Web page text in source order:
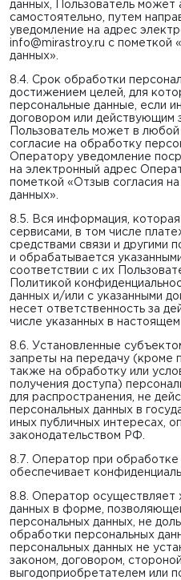
данных, Пользователь может
самостоятельно, путем
уведомление на адрес
info@mirastroy.ru с пометкой
данных».
8.4. Срок обработки
достижением целей, для
персональные данные, если
договором или действующим
Пользователь может в
согласие на обработку
Оператору уведомление
на электронный адрес
пометкой «Отзыв согласия
данных».
8.5. Вся информация,
сервисами, в том числе
средствами связи и другими
и обрабатывается
соответствии с их
Политикой
данных и/или с указанными
несет ответственность за
числе указанных в
8.6. Установленные
запреты на передачу (кроме
также на обработку или
получения доступа)
для распространения, не
персональных данных в
иных публичных интересах,
законодательством РФ.
8.7. Оператор при обработке
обеспечивает
8.8. Оператор осуществляет
данных в форме,
персональных данных, не
обработки персональных
персональных данных не
законом, договором,
выгодоприобретателем или